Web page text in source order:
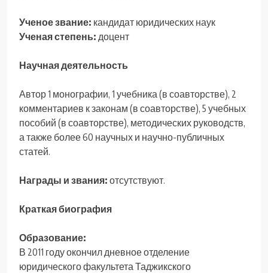
Ученое звание: кандидат юридических наук
Ученая степень: доцент
Научная деятельность
Автор 1 монографии, 1 учебника (в соавторстве), 2
комментариев к законам (в соавторстве), 5 учебных
пособий (в соавторстве), методических руководств,
а также более 60 научных и научно-публичных
статей.
Награды и звания: отсутствуют.
Краткая биография
Образование:
В 2011 году окончил дневное отделение
юридического факультета Таджикского